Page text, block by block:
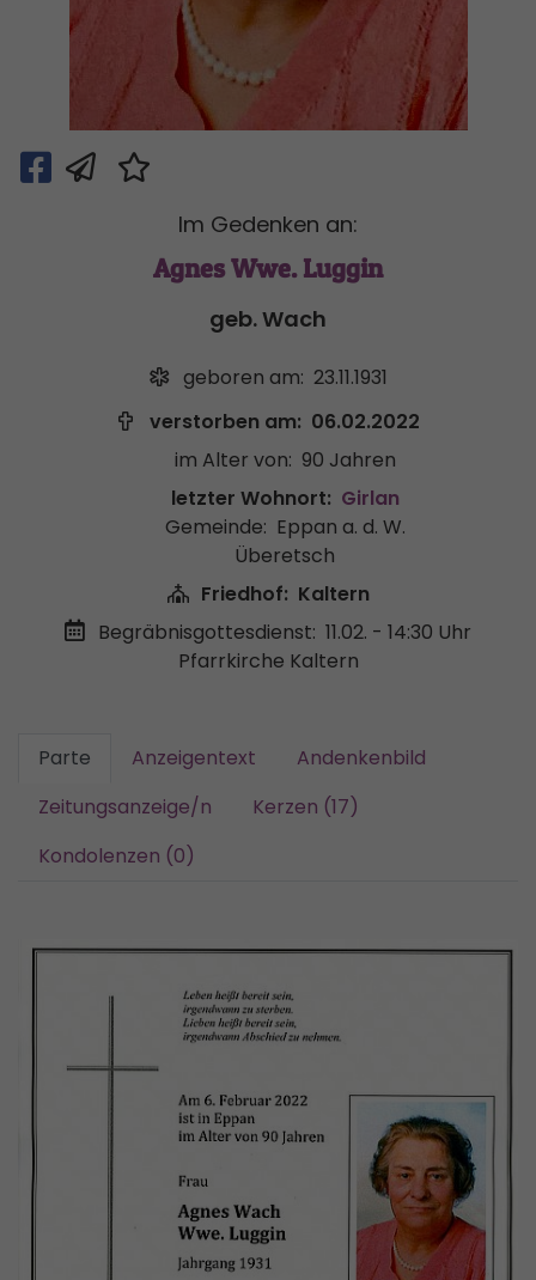
Im Gedenken an:
Agnes Wwe. Luggin
geb. Wach
geboren am: 23.11.1931
verstorben am: 06.02.2022
im Alter von: 90 Jahren
letzter Wohnort: Girlan
Gemeinde: Eppan a. d. W.
Überetsch
Friedhof: Kaltern
Begräbnisgottesdienst: 11.02. - 14:30 Uhr
Pfarrkirche Kaltern
Parte Anzeigentext
Andenkenbild
Zeitungsanzeige/n
Kerzen (17)
Kondolenzen (0)